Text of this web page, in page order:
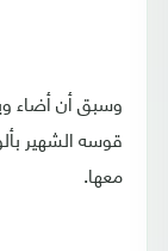
وسبق أن أضاء
قوسه الشهير
معها.